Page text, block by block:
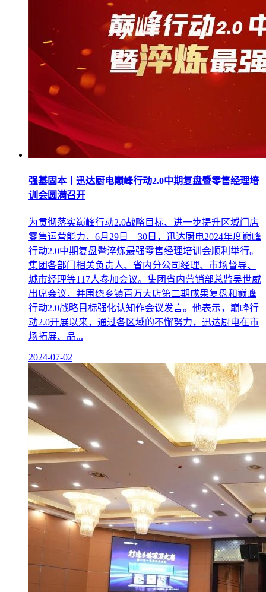
强基固本丨迅达厨电巅峰行动2.0中期复盘暨零售经理培
训会圆满召开
为贯彻落实巅峰行动2.0战略目标、进一步提升区域门店
零售运营能力，6月29日—30日，迅达厨电2024年度巅峰
行动2.0中期复盘暨淬炼最强零售经理培训会顺利举行。
集团各部门相关负责人、省内分公司经理、市场督导、
城市经理等117人参加会议。集团省内营销部总监吴世威
出席会议，并围绕乡镇百万大店第二期成果复盘和巅峰
行动2.0战略目标强化认知作会议发言。他表示，巅峰行
动2.0开展以来，通过各区域的不懈努力，迅达厨电在市
场拓展、品...
2024-07-02